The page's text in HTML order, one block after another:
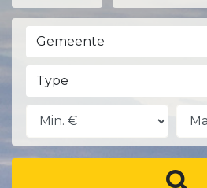
Gemeente
Type